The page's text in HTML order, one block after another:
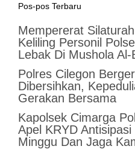
Pos-pos Terbaru
Mempererat
Keliling Personil
Lebak Di Mushola
Polres Cilegon
Dibersihkan,
Gerakan Bersama
Kapolsek Cimarga
Apel KRYD
Minggu Dan Jaga